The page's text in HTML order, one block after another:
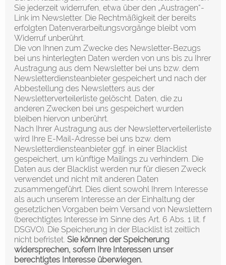
Sie jederzeit widerrufen, etwa über den „Austragen“-
Link im Newsletter. Die Rechtmäßigkeit der bereits
erfolgten Datenverarbeitungsvorgänge bleibt vom
Widerruf unberührt.
Die von Ihnen zum Zwecke des Newsletter-Bezugs
bei uns hinterlegten Daten werden von uns bis zu Ihrer
Austragung aus dem Newsletter bei uns bzw. dem
Newsletterdiensteanbieter gespeichert und nach der
Abbestellung des Newsletters aus der
Newsletterverteilerliste gelöscht. Daten, die zu
anderen Zwecken bei uns gespeichert wurden
bleiben hiervon unberührt.
Nach Ihrer Austragung aus der Newsletterverteilerliste
wird Ihre E-Mail-Adresse bei uns bzw. dem
Newsletterdiensteanbieter ggf. in einer Blacklist
gespeichert, um künftige Mailings zu verhindern. Die
Daten aus der Blacklist werden nur für diesen Zweck
verwendet und nicht mit anderen Daten
zusammengeführt. Dies dient sowohl Ihrem Interesse
als auch unserem Interesse an der Einhaltung der
gesetzlichen Vorgaben beim Versand von Newslettern
(berechtigtes Interesse im Sinne des Art. 6 Abs. 1 lit. f
DSGVO). Die Speicherung in der Blacklist ist zeitlich
nicht befristet. Sie können der Speicherung
widersprechen, sofern Ihre Interessen unser
berechtigtes Interesse überwiegen.